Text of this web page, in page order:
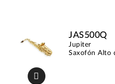
JAS500Q
Jupiter
Saxofón Alto